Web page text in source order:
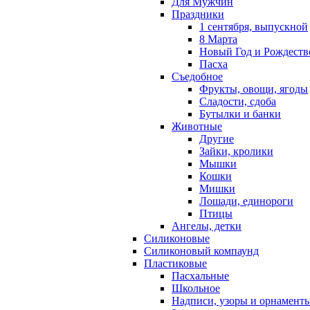
Праздники
1 сентября, выпускной
8 Марта
Новый Год и
Пасха
Съедобное
Фрукты, овощи, ягоды
Сладости, сдоба
Бутылки и банки
Животные
Другие
Зайки, кролики
Мышки
Кошки
Мишки
Лошади, единороги
Птицы
Ангелы, детки
Силиконовые
Силиконовый компаунд
Пластиковые
Пасхальные
Школьное
Надписи, узоры и